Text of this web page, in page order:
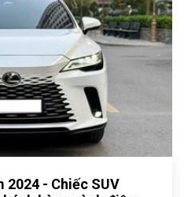
2024 - Chiếc SUV